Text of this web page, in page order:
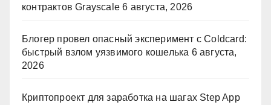
контрактов Grayscale 6 августа, 2026
Блогер провел опасный эксперимент с Coldcard:
быстрый взлом уязвимого кошелька 6 августа,
2026
Криптопроект для заработка на шагах Step App